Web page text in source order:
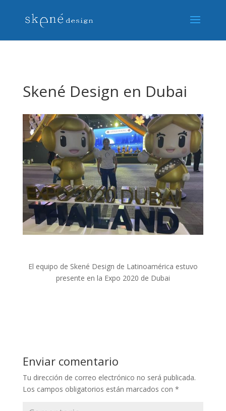
Skené Design en Dubai
El equipo de Skené Design de Latinoamérica estuvo
presente en la Expo 2020 de Dubai
Enviar comentario
Tu dirección de correo electrónico no será publicada.
Los campos obligatorios están marcados con *